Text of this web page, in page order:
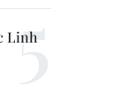
Linh